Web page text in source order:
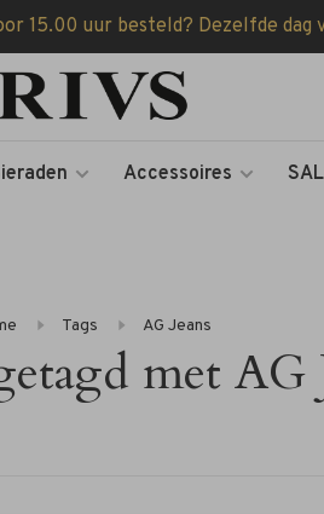
15.00 uur besteld? Dezelfde dag
Accessoires
Tags AG Jeans
met AG